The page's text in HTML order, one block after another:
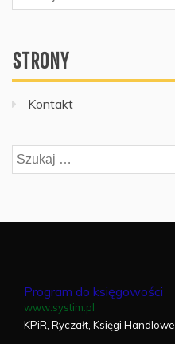
STRONY
Kontakt
Szukaj:
Program do księgowości
www.systim.pl
KPiR, Ryczałt, Księgi Handlowe